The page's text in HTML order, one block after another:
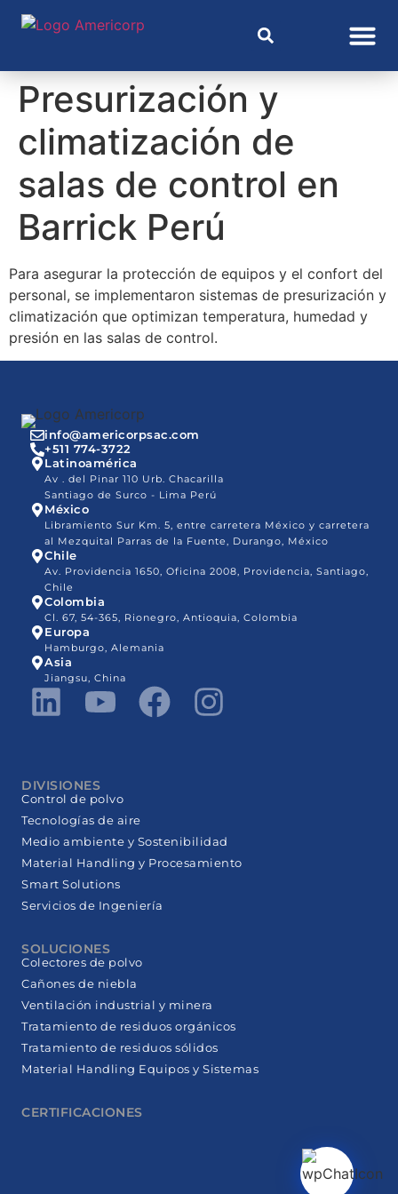
Presurización y
climatización de
salas de control en
Barrick Perú
Para asegurar la protección de equipos y el confort del
personal, se implementaron sistemas de presurización y
climatización que optimizan temperatura, humedad y
presión en las salas de control.
info@americorpsac.com
+511 774-3722
Latinoamérica
Av . del Pinar 110 Urb. Chacarilla
Santiago de Surco - Lima Perú
México
Libramiento Sur Km. 5, entre carretera México y carretera
al Mezquital Parras de la Fuente, Durango, México
Chile
Av. Providencia 1650, Oficina 2008, Providencia, Santiago,
Chile
Colombia
Cl. 67, 54-365, Rionegro, Antioquia, Colombia
Europa
Hamburgo, Alemania
Asia
Jiangsu, China
DIVISIONES
Control de polvo
Tecnologías de aire
Medio ambiente y Sostenibilidad
Material Handling y Procesamiento
Smart Solutions
Servicios de Ingeniería
SOLUCIONES
Colectores de polvo
Cañones de niebla
Ventilación industrial y minera
Tratamiento de residuos orgánicos
Tratamiento de residuos sólidos
Material Handling Equipos y Sistemas
CERTIFICACIONES